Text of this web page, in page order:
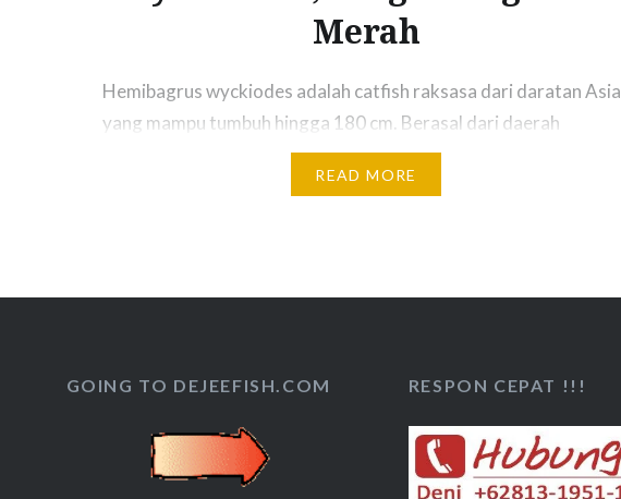
Merah
Hemibagrus wyckiodes adalah catfish raksasa dari daratan Asia
yang mampu tumbuh hingga 180 cm. Berasal dari daerah
Thailand dan sekitarnya. Ikan ini hidup dalam satu habitat
dengan Mekong Giant Catfish, Siamese Giant Carp & Genghis
READ MORE
GOING TO DEJEEFISH.COM RESPON CEPAT !!!